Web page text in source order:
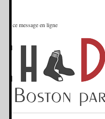
ce message en ligne